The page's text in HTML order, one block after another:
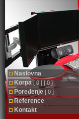
Naslovna
Korpa[ 0 ] [ 0 ]
Poređenje [ 0 ]
Reference
Kontakt